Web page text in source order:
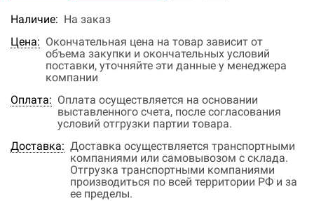
Наличие: На заказ
Цена: Окончательная цена на товар зависит от
объема закупки и окончательных условий
поставки, уточняйте эти данные у менеджера
компании
Оплата: Оплата осуществляется на основании
выставленного счета, после согласования
условий отгрузки партии товара.
Доставка: Доставка осуществляется транспортными
компаниями или самовывозом с склада.
Отгрузка транспортными компаниями
производиться по всей территории РФ и за
ее пределы.